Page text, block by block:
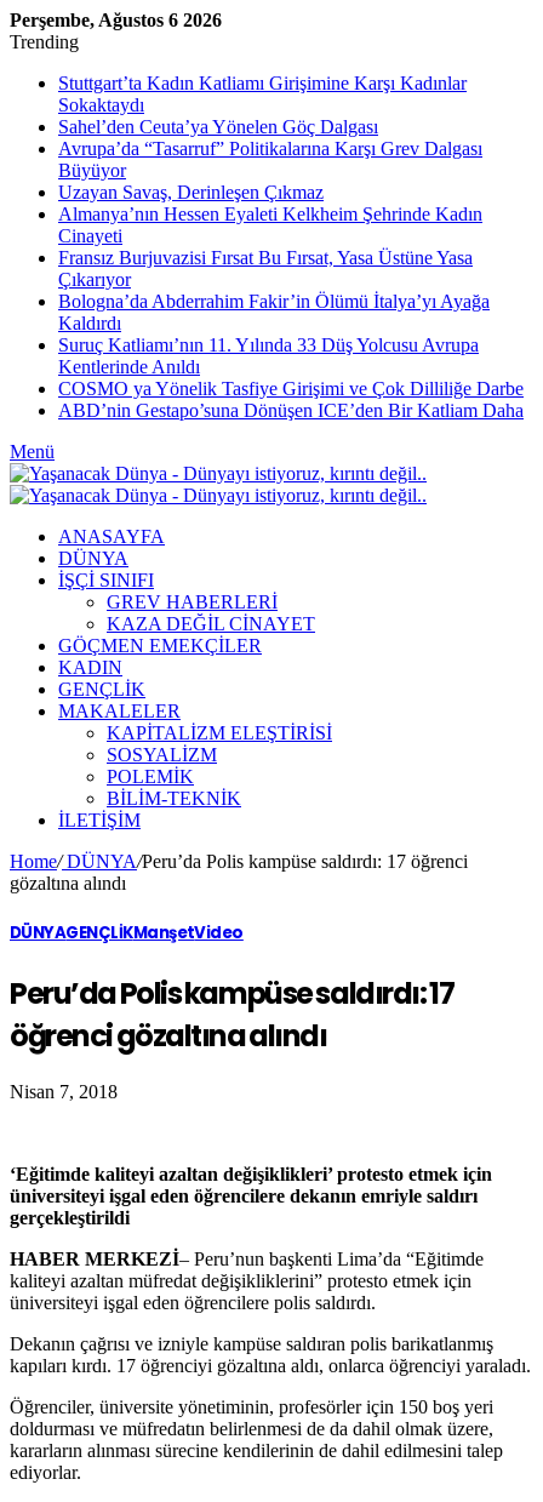
Perşembe, Ağustos 6 2026
Trending
Stuttgart’ta Kadın Katliamı Girişimine Karşı Kadınlar
Sokaktaydı
Sahel’den Ceuta’ya Yönelen Göç Dalgası
Avrupa’da “Tasarruf” Politikalarına Karşı Grev Dalgası
Büyüyor
Uzayan Savaş, Derinleşen Çıkmaz
Almanya’nın Hessen Eyaleti Kelkheim Şehrinde Kadın
Cinayeti
Fransız Burjuvazisi Fırsat Bu Fırsat, Yasa Üstüne Yasa
Çıkarıyor
Bologna’da Abderrahim Fakir’in Ölümü İtalya’yı Ayağa
Kaldırdı
Suruç Katliamı’nın 11. Yılında 33 Düş Yolcusu Avrupa
Kentlerinde Anıldı
COSMO ya Yönelik Tasfiye Girişimi ve Çok Dilliliğe Darbe
ABD’nin Gestapo’suna Dönüşen ICE’den Bir Katliam Daha
Menü
ANASAYFA
DÜNYA
İŞÇİ SINIFI
GREV HABERLERİ
KAZA DEĞİL CİNAYET
GÖÇMEN EMEKÇİLER
KADIN
GENÇLİK
MAKALELER
KAPİTALİZM ELEŞTİRİSİ
SOSYALİZM
POLEMİK
BİLİM-TEKNİK
ILETIŞIM
Home/DÜNYA/Peru’da Polis kampüse saldırdı: 17 öğrenci
gözaltına alındı
DÜNYAGENÇLİKManşetVideo
Peru’da Polis kampüse saldırdı: 17
öğrenci gözaltına alındı
Nisan 7, 2018
‘Eğitimde kaliteyi azaltan değişiklikleri’ protesto etmek için
üniversiteyi işgal eden öğrencilere dekanın emriyle saldırı
gerçekleştirildi
HABER MERKEZİ– Peru’nun başkenti Lima’da “Eğitimde
kaliteyi azaltan müfredat değişikliklerini” protesto etmek için
üniversiteyi işgal eden öğrencilere polis saldırdı.
Dekanın çağrısı ve izniyle kampüse saldıran polis barikatlanmış
kapıları kırdı. 17 öğrenciyi gözaltına aldı, onlarca öğrenciyi yaraladı.
Öğrenciler, üniversite yönetiminin, profesörler için 150 boş yeri
doldurması ve müfredatın belirlenmesi de da dahil olmak üzere,
kararların alınması sürecine kendilerinin de dahil edilmesini talep
ediyorlar.